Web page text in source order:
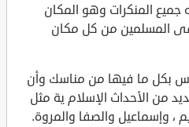
جميع المنكرات وهو المكان
المسلمين من كل مكان
بكل ما فيها من مناسك وأن
من الأحداث الإسلام ية مثل
، وإسماعيل والصفا والمروة.